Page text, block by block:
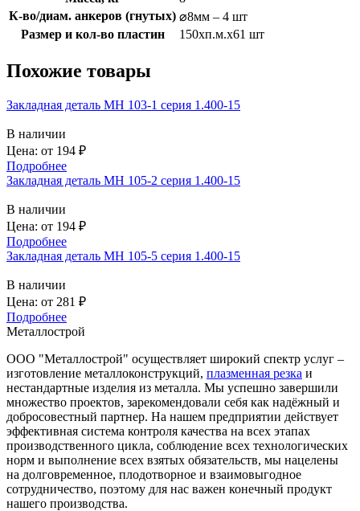
К-во/диам. анкеров (гнутых) ⌀8мм – 4 шт
Размер и кол-во пластин
150xп.м.x61 шт
Похожие товары
Закладная деталь МН 103-1 серия 1.400-15
В наличии
Цена: от 194 ₽
Подробнее
Закладная деталь МН 105-2 серия 1.400-15
В наличии
Цена: от 194 ₽
Подробнее
Закладная деталь МН 105-5 серия 1.400-15
В наличии
Цена: от 281 ₽
Подробнее
Металлострой
ООО "Металлострой" осуществляет широкий спектр услуг –
изготовление металлоконструкций, плазменная резка и
нестандартные изделия из металла. Мы успешно завершили
множество проектов, зарекомендовали себя как надёжный и
добросовестный партнер. На нашем предприятии действует
эффективная система контроля качества на всех этапах
производственного цикла, соблюдение всех технологических
норм и выполнение всех взятых обязательств, мы нацелены
на долговременное, плодотворное и взаимовыгодное
сотрудничество, поэтому для нас важен конечный продукт
нашего производства.